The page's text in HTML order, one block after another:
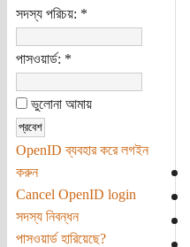
সদস্য পরিচয়: *
পাসওয়ার্ড: *
ভুলোনা আমায়
OpenID ব্যবহার করে লগইন
করুন
Cancel OpenID login
সদস্য নিবন্ধন
পাসওয়ার্ড হারিয়েছে?